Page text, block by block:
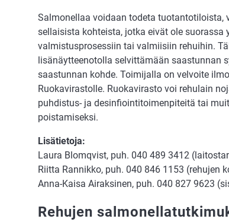
Salmonellaa voidaan todeta tuotantotiloista,
sellaisista kohteista, jotka eivät ole suorassa
valmistusprosessiin tai valmiisiin rehuihin.
lisänäytteenotolla selvittämään saastunnan
saastunnan kohde. Toimijalla on velvoite
Ruokavirastolle. Ruokavirasto voi rehulain
puhdistus- ja desinfiointitoimenpiteitä tai
poistamiseksi.
Lisätietoja:
Laura Blomqvist, puh. 040 489 3412
Riitta Rannikko, puh. 040 846 1153 (rehujen
Anna-Kaisa Airaksinen, puh. 040 827 9623
Rehujen